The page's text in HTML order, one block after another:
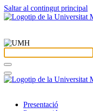
Saltar al contingut principal
Presentació